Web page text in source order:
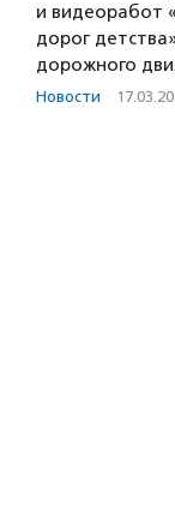
и видеоработ
дорог
дорожного
Новости ·